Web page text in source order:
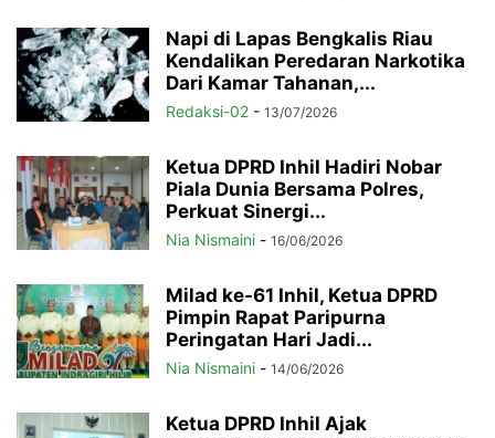
Napi di Lapas Bengkalis Riau
Kendalikan Peredaran Narkotika
Dari Kamar Tahanan,...
Redaksi-02 - 13/07/2026
Ketua DPRD Inhil Hadiri Nobar
Piala Dunia Bersama Polres,
Perkuat Sinergi...
Nia Nismaini - 16/06/2026
Milad ke-61 Inhil, Ketua DPRD
Pimpin Rapat Paripurna
Peringatan Hari Jadi...
Nia Nismaini - 14/06/2026
Ketua DPRD Inhil Ajak